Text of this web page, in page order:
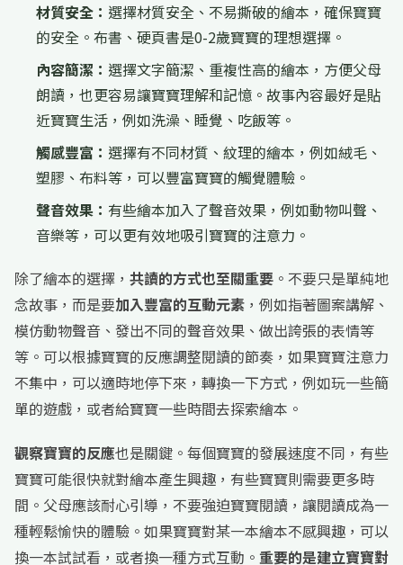
材質安全： 選擇材質安全、不易撕破的繪本，確保寶寶
的安全。布書、硬頁書是0-2歲寶寶的理想選擇。
內容簡潔： 選擇文字簡潔、重複性高的繪本，方便父母
朗讀，也更容易讓寶寶理解和記憶。故事內容最好是貼
近寶寶生活，例如洗澡、睡覺、吃飯等。
觸感豐富： 選擇有不同材質、紋理的繪本，例如絨毛、
塑膠、布料等，可以豐富寶寶的觸覺體驗。
聲音效果： 有些繪本加入了聲音效果，例如動物叫聲、
音樂等，可以更有效地吸引寶寶的注意力。
除了繪本的選擇， 共讀的方式也至關重要 。不要只是單純地
念故事，而是要加入豐富的互動元素 ，例如指著圖案講解、
模仿動物聲音、發出不同的聲音效果、做出誇張的表情等
等。可以根據寶寶的反應調整閱讀的節奏，如果寶寶注意力
不集中，可以適時地停下來，轉換一下方式，例如玩一些簡
單的遊戲，或者給寶寶一些時間去探索繪本。
觀察寶寶的反應也是關鍵。每個寶寶的發展速度不同，有些
寶寶可能很快就對繪本產生興趣，有些寶寶則需要更多時
間。父母應該耐心引導，不要強迫寶寶閱讀，讓閱讀成為一
種輕鬆愉快的體驗。如果寶寶對某一本繪本不感興趣，可以
換一本試試看，或者換一種方式互動。 重要的是建立寶寶對